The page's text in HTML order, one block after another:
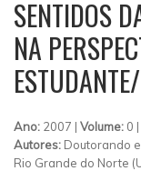
SENTIDOS
NA
Ano: 2007 | Volume: 0 |
Autores: Doutorando
Rio Grande do Norte